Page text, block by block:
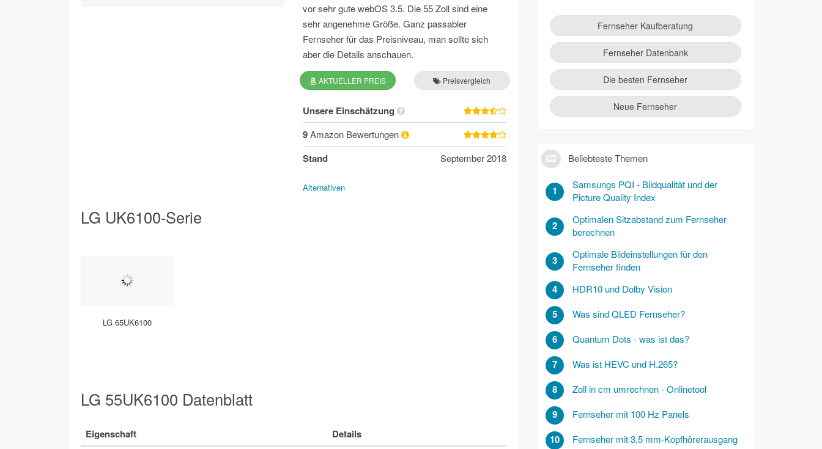
vor sehr gute webOS 3.5. Die 55 Zoll sind eine
sehr angenehme Größe. Ganz passabler
Fernseher für das Preisniveau, man sollte sich
aber die Details anschauen.
AKTUELLER PREIS Preisvergleich
Unsere Einschätzung
9Amazon Bewertungen
Stand September 2018
Alternativen
LG UK6100-Serie
LG 65UK6100
LG 55UK6100 Datenblatt
Eigenschaft
Details
Fernseher Kaufberatung
Fernseher Datenbank
Die besten Fernseher
Neue Fernseher
Beliebteste Themen
1
Samsungs PQI - Bildqualität und der
Picture Quality Index
2
Optimalen Sitzabstand zum Fernseher
berechnen
3
Optimale Bildeinstellungen für den
Fernseher finden
4 HDR10 und Dolby Vision
5 Was sind QLED Fernseher?
6 Quantum Dots - was ist das?
7 Was ist HEVC und H.265?
8 Zoll in cm umrechnen - Onlinetool
9 Fernseher mit 100 Hz Panels
10 Fernseher mit 3,5 mm-Kopfhörerausgang